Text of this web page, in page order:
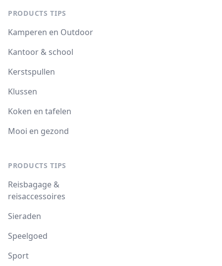
PRODUCTS TIPS
Kamperen en Outdoor
Kantoor & school
Kerstspullen
Klussen
Koken en tafelen
Mooi en gezond
PRODUCTS TIPS
Reisbagage &
reisaccessoires
Sieraden
Speelgoed
Sport